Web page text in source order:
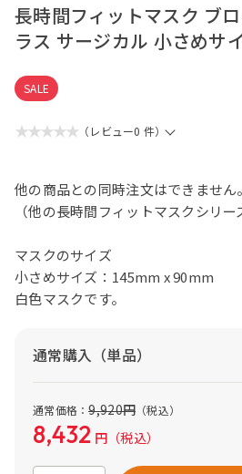
長時間フィットマスク ブ
ラス サージカル 小さめサ
SALE
★★★★★ （レビュー0 件）
他の商品との同時注文はできません。
（他の長時間フィットマスクシリー
マスクのサイズ
小さめサイズ：145mm x 90mm
白色マスクです。
通常購入（単品）
通常価格：9,920円 （税込）
8,432 円（税込）